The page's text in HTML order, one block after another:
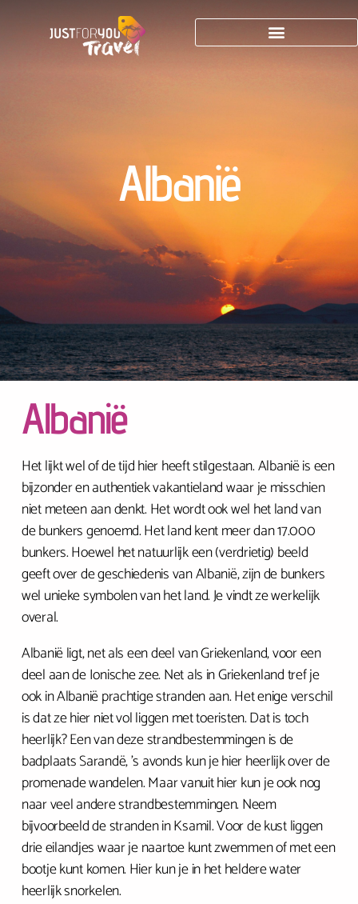
Albanië
Albanië
Het lijkt wel of de tijd hier heeft stilgestaan. Albanië is een
bijzonder en authentiek vakantieland waar je misschien
niet meteen aan denkt. Het wordt ook wel het land van
de bunkers genoemd. Het land kent meer dan 17.000
bunkers. Hoewel het natuurlijk een (verdrietig) beeld
geeft over de geschiedenis van Albanië, zijn de bunkers
wel unieke symbolen van het land. Je vindt ze werkelijk
overal.
Albanië ligt, net als een deel van Griekenland, voor een
deel aan de Ionische zee. Net als in Griekenland tref je
ook in Albanië prachtige stranden aan. Het enige verschil
is dat ze hier niet vol liggen met toeristen. Dat is toch
heerlijk? Een van deze strandbestemmingen is de
badplaats Sarandë, ’s avonds kun je hier heerlijk over de
promenade wandelen. Maar vanuit hier kun je ook nog
naar veel andere strandbestemmingen. Neem
bijvoorbeeld de stranden in Ksamil. Voor de kust liggen
drie eilandjes waar je naartoe kunt zwemmen of met een
bootje kunt komen. Hier kun je in het heldere water
heerlijk snorkelen.